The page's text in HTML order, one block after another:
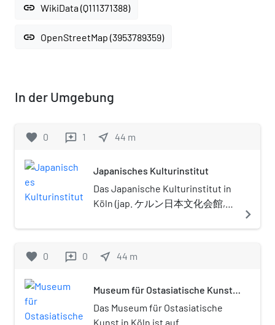
link WikiData (Q111371388)
link OpenStreetMap (3953789359)
In der Umgebung
favorite 0 reviews 1 near_me 44 m
Japanisches Kulturinstitut
Das Japanische Kulturinstitut in
Köln (jap. ケルン日本文化会館,
eines von drei japanischen
liegt an der Universitätsstraße
Institute sind in Rom und Paris.
Es ist das jüngste der derzeit
vier ausländischen
navigate_next
favorite 0 reviews 0 near_me 44 m
Museum für Ostasiatische Kunst
Das Museum für Ostasiatische
Kunst in Köln ist auf